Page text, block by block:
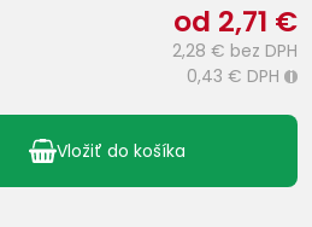
od 2,71 €
2,28 € bez DPH
0,43 € DPH i
Vložiť do košíka